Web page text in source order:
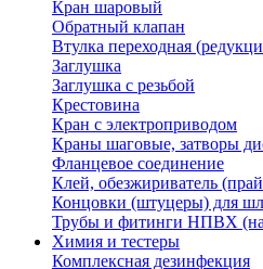
Кран шаровый
Обратный клапан
Втулка переходная
Заглушка
Заглушка с резьбой
Крестовина
Кран с электроприводом
Краны шаговые, затворы
Фланцевое соединение
Клей, обезжириватель
Концовки (штуцеры) для
Трубы и фитинги НПВХ
Химия и тестеры
Комплексная дезинфекция